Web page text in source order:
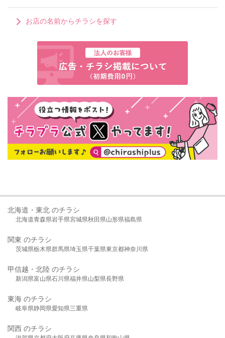
お店の名前からチラシを探す
北海道・東北 のチラシ
北海道青森県岩手県宮城県秋田県山形県福島県
関東 のチラシ
茨城県栃木県群馬県埼玉県千葉県東京都神奈川県
甲信越・北陸 のチラシ
新潟県富山県石川県福井県山梨県長野県
東海 のチラシ
岐阜県静岡県愛知県三重県
関西 のチラシ